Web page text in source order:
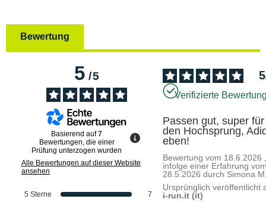
Bewertung
5/5
Basierend auf7
Bewertungen, die einer
Prüfung unterzogen wurden
Alle Bewertungen auf dieser Website
ansehen
5 Sterne
7
5
Verifizierte
Passen gut, super für
den Hochsprung,
eben!
Bewertung vom 18.6.2026
infolge einer Erfahrung
28.5.2026 durch Simona
Ursprünglich veröffentlicht
i-run.it (it)